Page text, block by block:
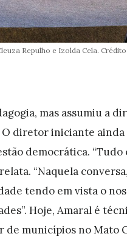
Repulho e Izolda Cela.
mas assumiu a
diretor iniciante ainda
democrática.
“Naquela
tendo em vista o
Hoje, Amaral é
de municípios no Mato